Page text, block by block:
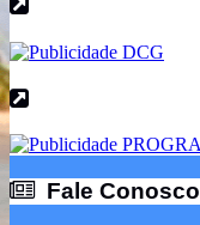
Fale Conosco